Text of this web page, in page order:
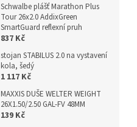
Schwalbe plášť Marathon Plus
Tour 26x2.0 AddixGreen
SmartGuard reflexní pruh
837 Kč
stojan STABILUS 2.0 na vystavení
kola, šedý
1 117 Kč
MAXXIS DUŠE WELTER WEIGHT
26X1.50/2.50 GAL-FV 48MM
139 Kč